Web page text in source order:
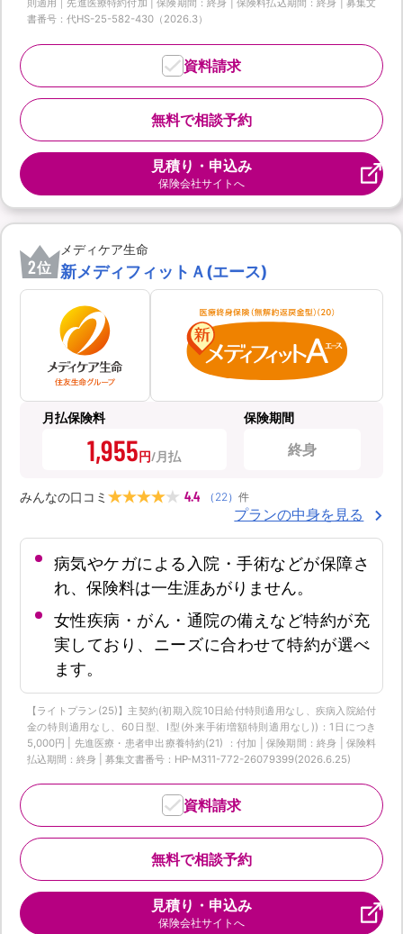
則適用｜先進医療特約付加 | 保険期間：終身 | 保険料払込期間：終身 | 募集文
書番号：代HS-25-582-430（2026.3）
無料で相談予約
資料請求
見積り・申込み
保険会社サイトへ
2位
メディケア生命
新メディフィットＡ(エース)
月払保険料
1,955円
保険期間
終身
みんなの口コミ 4.4 （ 22） 件
プランの中身を見る
病気やケガによる入院・手術などが保障さ
れ、保険料は一生涯あがりません。
女性疾病・がん・通院の備えなど特約が充
実しており、ニーズに合わせて特約が選べ
ます。
【ライトプラン(25)】主契約(初期入院10日給付特則適用なし、疾病入院給付
金の特則適用なし、60日型、I型(外来手術増額特則適用なし))：1日につき
5,000円 | 先進医療・患者申出療養特約(21) ：付加 | 保険期間：終身 | 保険料
払込期間：終身 | 募集文書番号：HP-M311-772-26079399(2026.6.25)
無料で相談予約
資料請求
見積り・申込み
保険会社サイトへ